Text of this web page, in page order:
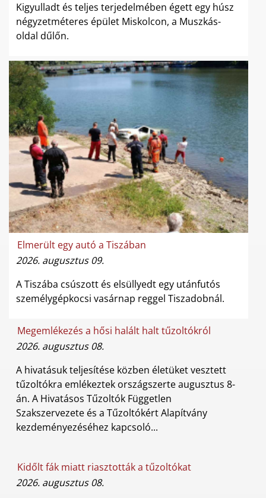
Kigyulladt és teljes terjedelmében égett egy húsz
négyzetméteres épület Miskolcon, a Muszkás-
oldal dűlőn.
Elmerült egy autó a Tiszában
2026. augusztus 09.
A Tiszába csúszott és elsüllyedt egy utánfutós
személygépkocsi vasárnap reggel Tiszadobnál.
Megemlékezés a hősi halált halt tűzoltókról
2026. augusztus 08.
A hivatásuk teljesítése közben életüket vesztett
tűzoltókra emlékeztek országszerte augusztus 8-
án. A Hivatásos Tűzoltók Független
Szakszervezete és a Tűzoltókért Alapítvány
kezdeményezéséhez kapcsoló...
Kidőlt fák miatt riasztották a tűzoltókat
2026. augusztus 08.